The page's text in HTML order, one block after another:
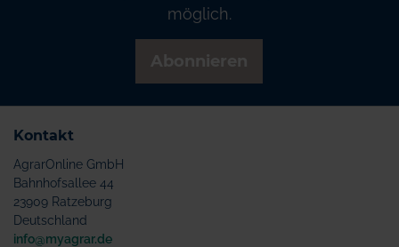
möglich.
Kontakt
AgrarOnline GmbH
Bahnhofsallee 44
23909 Ratzeburg
Deutschland
info@myagrar.de